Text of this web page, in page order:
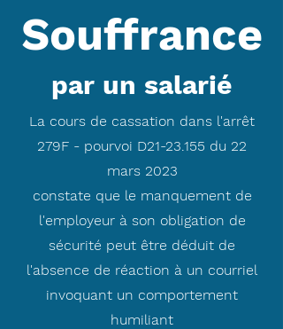
Souffrance
par un salarié
La cours de cassation dans l'arrêt
279F - pourvoi D21-23.155 du 22
mars 2023
constate que le manquement de
l'employeur à son obligation de
sécurité peut être déduit de
l'absence de réaction à un courriel
invoquant un comportement
humiliant